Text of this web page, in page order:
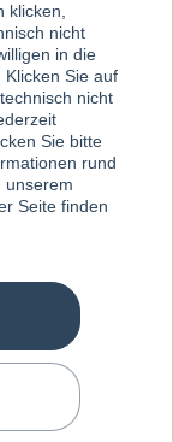
klicken,
nicht
in die
Sie auf
nicht
Sie bitte
rund
unserem
Seite finden